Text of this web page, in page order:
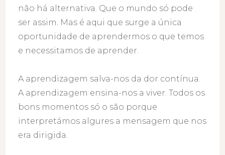
não há alternativa. Que o mundo só pode
ser assim. Mas é aqui que surge a única
oportunidade de aprendermos o que temos
e necessitamos de aprender.
A aprendizagem salva-nos da dor contínua.
A aprendizagem ensina-nos a viver. Todos os
bons momentos só o são porque
interpretámos algures a mensagem que nos
era dirigida.